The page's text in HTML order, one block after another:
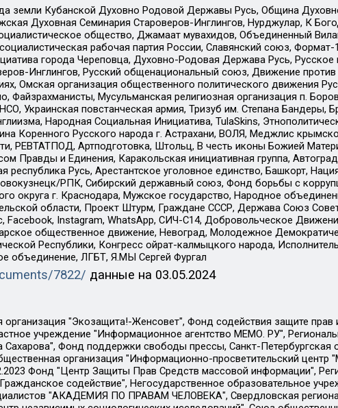
земли Кубанской Духовно Родовой Державы Русь, Община
Духовная Семинария Староверов-Инглингов, Нурджулар, К
общество, Джамаат мувахидов, Объединенный
рабочая партия России, Славянский союз,
города Череповца, Духовно-Родовая Держава Русь,
Инглингов, Русский общенациональный союз, Движение
Омская организация общественного политического движения
Мусульманская религиозная организация п.
Украинская повстанческая армия, Тризуб им. Степана Бандеры,
Народная Социальная Инициатива, TulaSkins,
Коренного Русского народа г. Астрахани, ВОЛЯ, Меджлис
РЕВТАТПОД, Артподготовка, Штольц, В честь иконы Божией
Правды и Единения, Каракольская инициативная группа,
республика Русь, Арестантское уголовное единство, Башкорт,
РПК, Сибирский державный союз, Фонд борьбы с
округа г. Краснодара, Мужское государство, Народное
области, Проект Штурм, Граждане СССР, Держава Союз
Facebook, Instagram, WhatsApp, СИЧ-С14, Добровольческое
общественное движение, Невоград, Молодежное
Республики, Конгресс ойрат-калмыцкого народа,
объединение, ЛГБТ, Я.МЫ Сергей Фургал
7822/ данные на 03.05.2024
средств массовой информации", Пензенский региональный общественный благотворительный фонд "Гражданский союз", "Север.Реалии", Некоммерческая организация Фонд "Правовая инициатива", Общество с ограниченной ответственностью "Радио Свободная Европа/Радио Свобода", Чешское информационное агентство "MEDIUM-ORIENT", Красноярская региональная общественная организация "Мы против СПИДа", Камалягин Денис Николаевич, Маркелов Сергей Евгеньевич, Пономарев Лев Александрович, Савицкая Людмила Алексеевна, Автономная некоммерческая организация "Центр по работе с проблемой насилия "НАСИЛИЮ.НЕТ", Межрегиональный профессиональный союз работников здравоохранения "Альянс врачей", Юридическое лицо, зарегистрированное в Латвийской Республике, SIA "Medusa Project" (регистрационный номер 40103797863, дата регистрации 10.06.2014), Некоммерческая организация "Фонд по борьбе с коррупцией", Автономная некоммерческая организация "Институт права и публичной политики", Баданин Роман Сергеевич, Гликин Максим Александрович, Железнова Мария Михайловна, Лукьянова Юлия Сергеевна, Маетная Елизавета Витальевна, Маняхин Петр Борисович, Чуракова Ольга Владимировна, Ярош Юлия Петровна, Юридическое лицо "The Insider SIA", зарегистрированное в Риге, Латвийская Республика (дата регистрации 26.06.2015), являющееся администратором доменного имени интернет-издания "The Insider SIA", https://theins.ru, Постернак Алексей Евгеньевич, Рубин Михаил Аркадьевич, Анин Роман Александрович, Юридическое лицо Istories fonds, зарегистрированное в Латвийской Республике (регистрационный номер 50008295751, дата регистрации 24.02.2020), Великовский Дмитрий Александрович, Долинина Ирина Николаевна, Мароховская Алеся Алексеевна, Шлейнов Роман Юрьевич, Шмагун Олеся Валентиновна, Общество с ограниченной ответственностью "Альтаир 2021", Общество с ограниченной ответственностью "Вега 2021", Общество с ограниченной ответственностью "Главный редактор 2021", Общество с ограниченной ответственностью "Ромашки монолит", Важенков Артем Валерьевич, Ивановская областная общественная организация "Центр гендерных исследований", Гурман Юрий Альбертович, Медиапроект "ОВД-Инфо", Егоров Владимир Владимирович, Жилинский Владимир Александрович, Общество с ограниченной ответственностью "ЗП", Иванова София Юрьевна, Карезина Инна Павловна, Кильтау Екатерина Викторовна, Петров Алексей Викторович, Пискунов Сергей Евгеньевич, Смирнов Сергей Сергеевич, Тихонов Михаил Сергеевич, Общество с ограниченной ответственностью "ЖУРНАЛИСТ-ИНОСТРАННЫЙ АГЕНТ", Арапова Галина Юрьевна, Вольтская Татьяна Анатольевна, Американская компания "Mason G.E.S. Anonymous Foundation" (США), являющаяся владельцем интернет-издания https://mnews.world/, Компания "Stichting Bellingcat", зарегистрированная в Нидерландах (дата регистрации 11.07.2018), Захаров Андрей Вячеславович, Клепиковская Екатерина Дмитриевна, Общество с ограниченной ответственностью "МЕМО", Перл Роман Александрович, Симонов Евгений Алексеевич, Соловьева Елена Анатольевна, Сотников Даниил Владимирович, Сурначева Елизавета Дмитриевна, Автономная некоммерческая организация по защите прав человека и информированию населения "Якутия – Наше Мнение", Общество с ограниченной ответственностью "Москоу диджитал медиа", с 26.01.2023 Общество с ограниченной ответственностью "Чайка Белые сады", Ветошкина Валерия Валерьевна, Заговора Максим Александрович, Межрегиональное общественное движение "Российская ЛГБТ - сеть", Оленичев Максим Владимирович, Павлов Иван Юрьевич, Скворцова Елена Сергеевна, Общество с ограниченной ответственностью "Как бы инагент", Кочетков Игорь Викторович, Общество с ограниченной ответственностью "Честные выборы", Еланчик Олег Александрович, Общество с ограниченной ответственностью "Нобелевский призыв", Гималова Регина Эмилевна, Григорьев Андрей Валерьевич, Григорьева Алина Александровна, Ассоциация по содействию защите прав призывников, альтернативнослужащих и военнослужащих "Правозащитная группа "Гражданин.Армия.Право", Хисамова Регина Фаритовна, Автономная некоммерческая организация по реализации социально-правовых программ "Лилит",